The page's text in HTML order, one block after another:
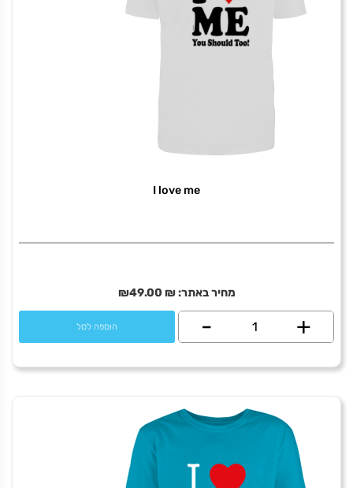
I love me
מחיר באתר:₪
₪49.00
+
כמות
love
- הוספה לסל